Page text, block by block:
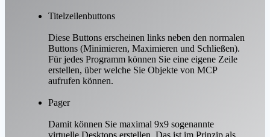
Titelzeilenbuttons
Diese Buttons erscheinen links neben den normalen
Buttons (Minimieren, Maximieren und Schließen).
Für jedes Programm können Sie eine eigene Zeile
erstellen, über welche Sie Objekte von MCP
aufrufen können.
Pager
Damit können Sie maximal 9x9 sogenannte